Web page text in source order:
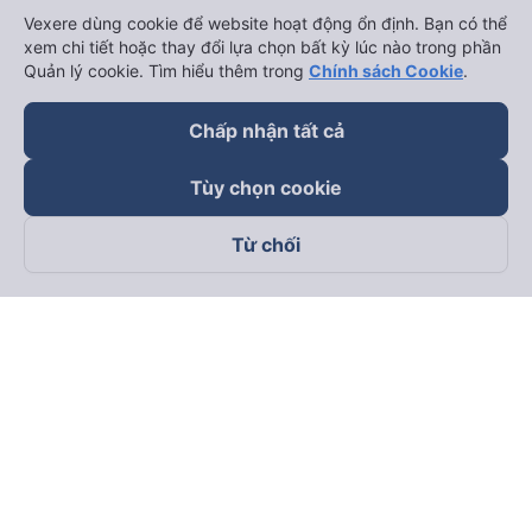
Theo dõi chúng tôi trên
Vexere dùng cookie để website hoạt động ổn định. Bạn có thể
xem chi tiết hoặc thay đổi lựa chọn bất kỳ lúc nào trong phần
Quản lý cookie. Tìm hiểu thêm trong Chính sách Cookie.
Chấp nhận tất cả
Tùy chọn cookie
Từ chối